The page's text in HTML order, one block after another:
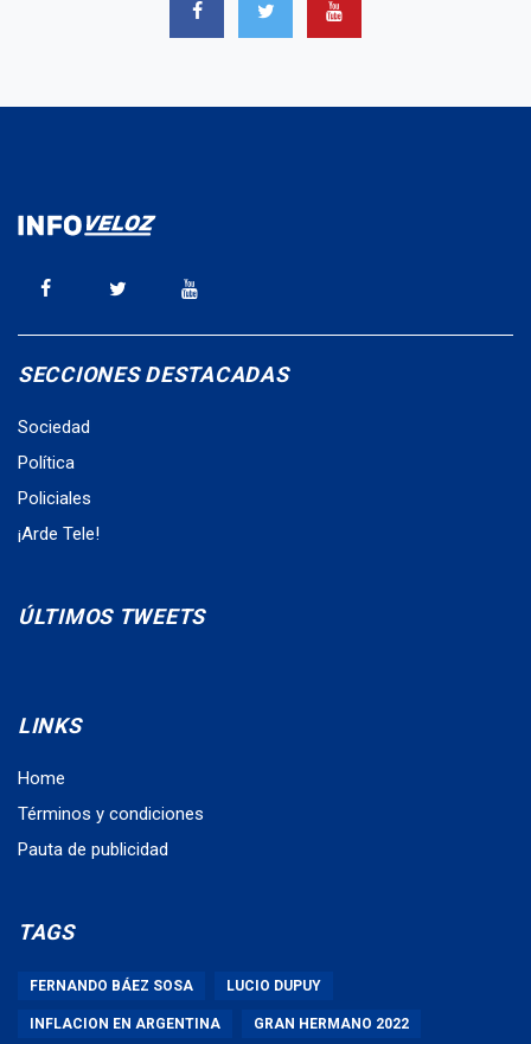
SECCIONES DESTACADAS
Sociedad
Política
Policiales
¡Arde Tele!
ÚLTIMOS TWEETS
LINKS
Home
Términos y condiciones
Pauta de publicidad
TAGS
FERNANDO BÁEZ SOSA LUCIO DUPUY
INFLACION EN ARGENTINA GRAN HERMANO 2022